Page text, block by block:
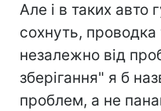
Але і в таких авто
сохнуть, проводка
незалежно від
зберігання" я б
проблем, а не